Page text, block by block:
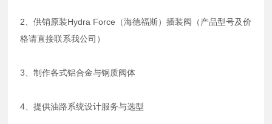
2、供销原装Hydra Force（海德福斯）插装阀（产品型号及价
格请直接联系我公司）
3、制作各式铝合金与钢质阀体
4、提供油路系统设计服务与选型